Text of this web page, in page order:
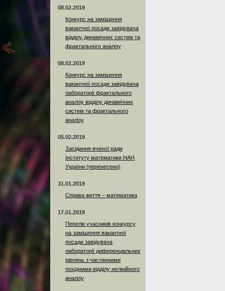
08.02.2019
Конкурс на заміщення
вакантної посади завідувача
відділу динамічних систем та
фрактального аналізу
08.02.2019
Конкурс на заміщення
вакантної посади завідувача
лабораторії фрактального
аналізу відділу динамічних
систем та фрактального
аналізу
05.02.2019
Засідання вченої ради
Інституту математики НАН
України (перенесено)
31.01.2019
Справа життя – математика
17.01.2019
Перелік учасників конкурсу
на заміщення вакантної
посади завідувача
лабораторії диференціальних
рівнянь з частинними
похідними відділу нелінійного
аналізу